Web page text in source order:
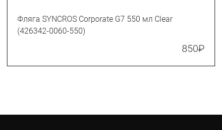
Фляга SYNCROS Corporate G7 550 мл Clear
(426342-0060-550)
850₽